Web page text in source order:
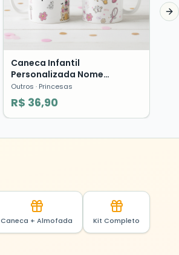
Caneca Infantil
Personalizada Nome
Princesas Presente Menina
Outros · Princesas
R$ 36,90
Caneca + Almofada Kit Completo